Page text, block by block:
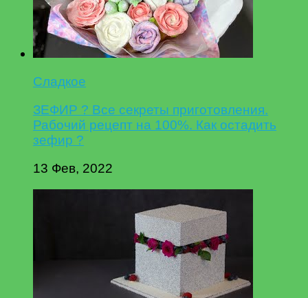
Сладкое
ЗЕФИР ? Все секреты приготовления.
Рабочий рецепт на 100%. Как остадить
зефир ?
13 Фев, 2022